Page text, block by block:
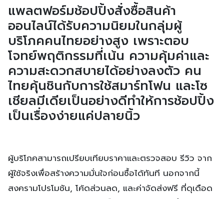
แพลตฟอร์มช้อปปิ้งสั่งซื้อสินค้า
ออนไลน์ได้รับความนิยมในกลุ่มผู้
บริโภคคนไทยอย่างสูง เพราะตอบ
โจทย์พฤติกรรมที่เน้น ความคุ้มค่าและ
ความสะดวกสบายได้อย่างลงตัว คน
ไทยคุ้นชินกับการใช้สมาร์ทโฟน และโซ
เชียลมีเดียเป็นอย่างดีทำให้การช้อปปิ้ง
เป็นเรื่องง่ายแค่ปลายนิ้ว
ผู้บริโภคสามารถเปรียบเทียบราคาและตรวจสอบ รีวิว จาก
ผู้ใช้จริงเพื่อสร้างความมั่นใจก่อนซื้อได้ทันที นอกจากนี้
สงครามโปรโมชัน, โค้ดส่วนลด, และค่าจัดส่งฟรี ที่ดุเดือด